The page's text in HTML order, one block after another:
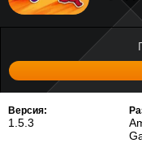
Версия:
1.5.3